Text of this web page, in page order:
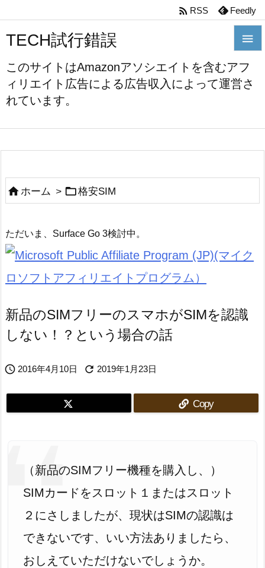
TECH試行錯誤
このサイトはAmazonアソシエイトを含むアフ
ィリエイト広告による広告収入によって運営さ
れています。


メニ
次へ
 RSS Feedly
 ホーム > 格安SIM
ただいま、Surface Go 3検討中。
新品のSIMフリーのスマホがSIMを認識
しない！？という場合の話
 2016年4月10日  2019年1月23日
Copy
（新品のSIMフリー機種を購入し、）
SIMカードをスロット１またはスロット
２にさしましたが、現状はSIMの認識は
できないです、いい方法ありましたら、
おしえていただけないでしょうか。